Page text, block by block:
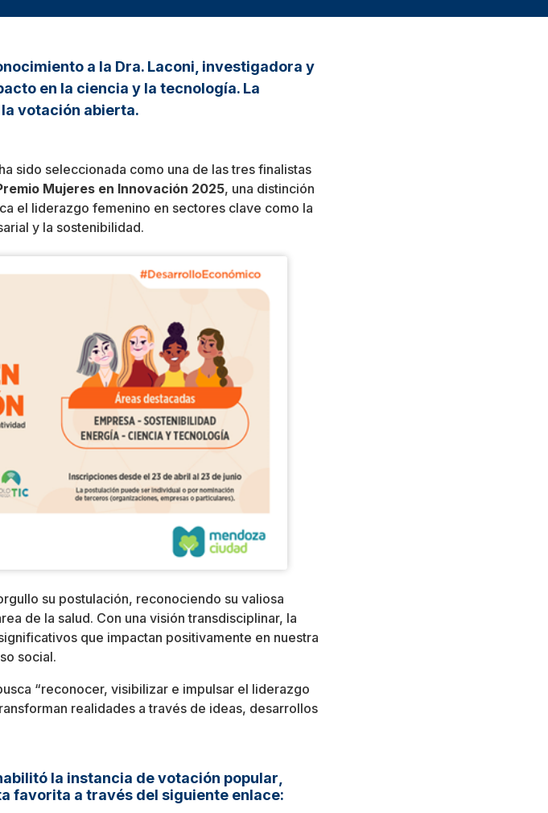
a la Dra. Laconi, investigadora y
en la ciencia y la tecnología. La
votación abierta.
sido seleccionada como una de las tres finalistas
Mujeres en Innovación 2025, una distinción
el liderazgo femenino en sectores clave como la
y la sostenibilidad.
su postulación, reconociendo su valiosa
de la salud. Con una visión transdisciplinar, la
que impactan positivamente en nuestra
social.
“reconocer, visibilizar e impulsar el liderazgo
realidades a través de ideas, desarrollos
la instancia devotación popular
favorita a través del siguiente enlace: